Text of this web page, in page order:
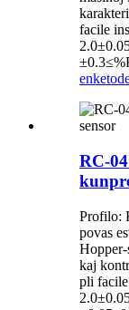
facile
enketo
RC-
Profilo:
povas
kaj
pli